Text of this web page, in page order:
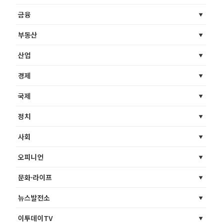
금융
부동산
산업
경제
국제
정치
사회
오피니언
문화·라이프
뉴스발전소
이투데이TV